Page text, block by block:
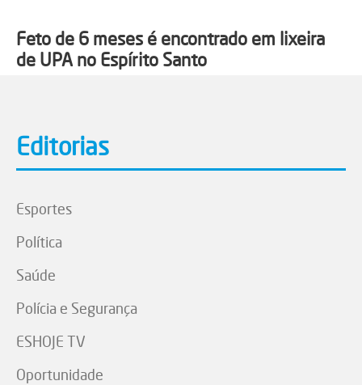
Feto de 6 meses é encontrado em lixeira
de UPA no Espírito Santo
Editorias
Esportes
Política
Saúde
Polícia e Segurança
ESHOJE TV
Oportunidade